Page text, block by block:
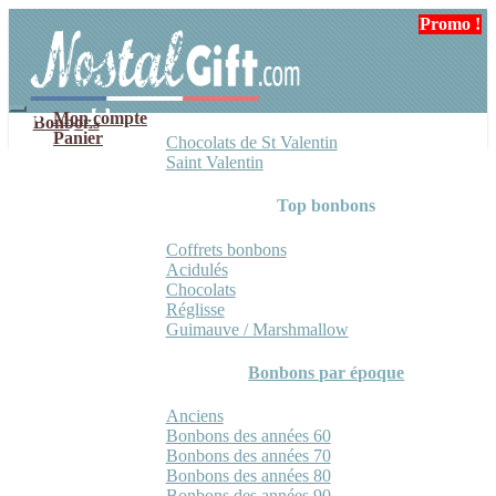
navigation
contenu
Mon compte
Panier
Bonbons
Chocolats de St Valentin
Saint Valentin
Top bonbons
Coffrets bonbons
Acidulés
Chocolats
Réglisse
Guimauve / Marshmallow
Bonbons par époque
Anciens
Bonbons des années 60
Bonbons des années 70
Bonbons des années 80
Promo !
Promo !